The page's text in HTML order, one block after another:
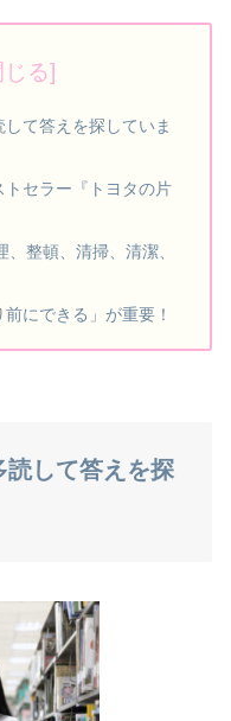
て答えを探していま
トセラー『トヨタの片
、整頓、清掃、清潔、
にできる」が重要！
読して答えを探